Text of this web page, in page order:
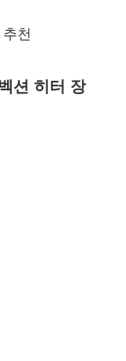
천
션 히터 장